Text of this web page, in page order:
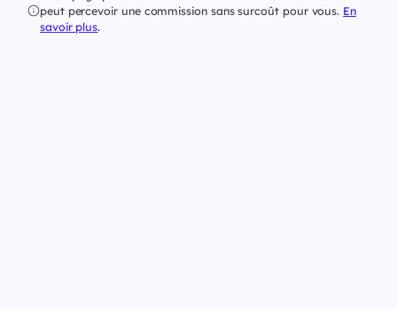
peut percevoir une commission sans surcoût pour vous. En
savoir plus.